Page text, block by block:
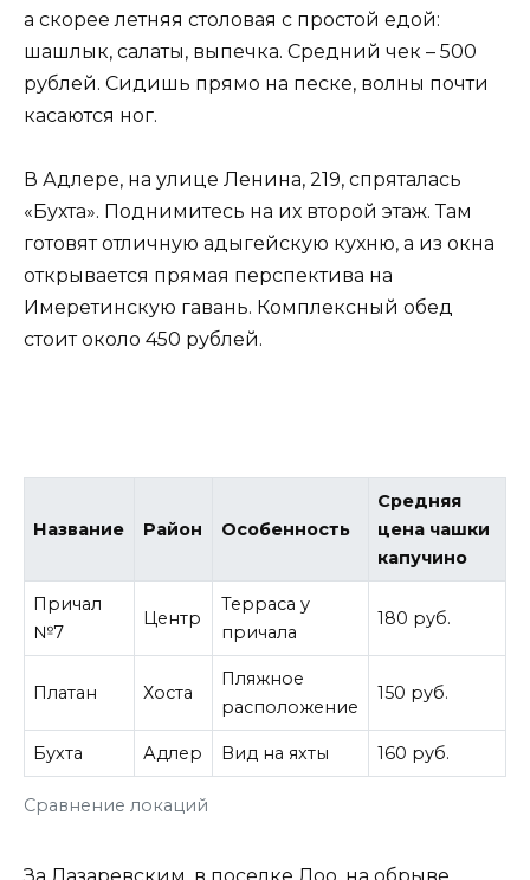
а скорее летняя столовая с простой едой:
шашлык, салаты, выпечка. Средний чек – 500
рублей. Сидишь прямо на песке, волны почти
касаются ног.
В Адлере, на улице Ленина, 219, спряталась
«Бухта». Поднимитесь на их второй этаж. Там
готовят отличную адыгейскую кухню, а из окна
открывается прямая перспектива на
Имеретинскую гавань. Комплексный обед
стоит около 450 рублей.
Сравнение локаций
Название Район Особенность
Средняя
цена чашки
капучино
Причал
№7
Центр
Терраса у
причала
180 руб.
Платан Хоста
Пляжное
расположение
150 руб.
Бухта Адлер Вид на яхты 160 руб.